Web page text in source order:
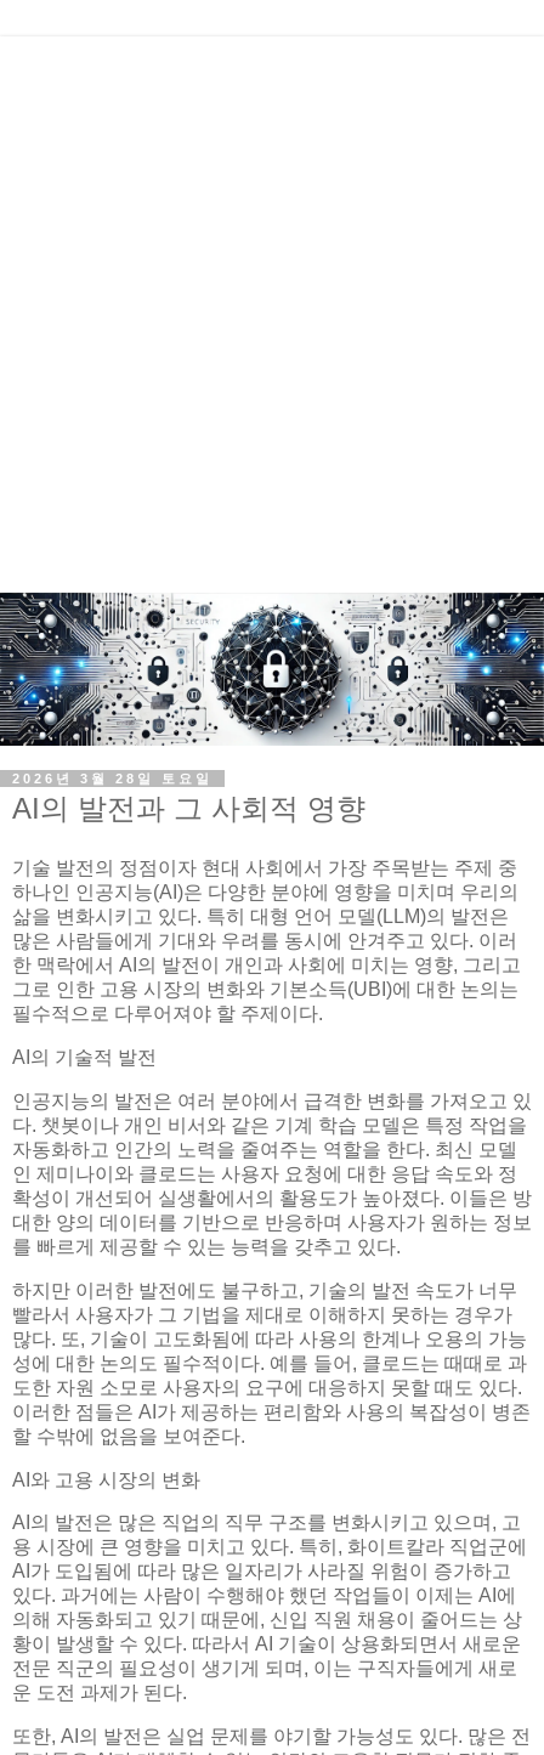
2026년 3월 28일 토요일
AI의 발전과 그 사회적 영향
기술 발전의 정점이자 현대 사회에서 가장 주목받는 주제 중
하나인 인공지능(AI)은 다양한 분야에 영향을 미치며 우리의
삶을 변화시키고 있다. 특히 대형 언어 모델(LLM)의 발전은
많은 사람들에게 기대와 우려를 동시에 안겨주고 있다. 이러
한 맥락에서 AI의 발전이 개인과 사회에 미치는 영향, 그리고
그로 인한 고용 시장의 변화와 기본소득(UBI)에 대한 논의는
필수적으로 다루어져야 할 주제이다.
AI의 기술적 발전
인공지능의 발전은 여러 분야에서 급격한 변화를 가져오고 있
다. 챗봇이나 개인 비서와 같은 기계 학습 모델은 특정 작업을
자동화하고 인간의 노력을 줄여주는 역할을 한다. 최신 모델
인 제미나이와 클로드는 사용자 요청에 대한 응답 속도와 정
확성이 개선되어 실생활에서의 활용도가 높아졌다. 이들은 방
대한 양의 데이터를 기반으로 반응하며 사용자가 원하는 정보
를 빠르게 제공할 수 있는 능력을 갖추고 있다.
하지만 이러한 발전에도 불구하고, 기술의 발전 속도가 너무
빨라서 사용자가 그 기법을 제대로 이해하지 못하는 경우가
많다. 또, 기술이 고도화됨에 따라 사용의 한계나 오용의 가능
성에 대한 논의도 필수적이다. 예를 들어, 클로드는 때때로 과
도한 자원 소모로 사용자의 요구에 대응하지 못할 때도 있다.
이러한 점들은 AI가 제공하는 편리함와 사용의 복잡성이 병존
할 수밖에 없음을 보여준다.
AI와 고용 시장의 변화
AI의 발전은 많은 직업의 직무 구조를 변화시키고 있으며, 고
용 시장에 큰 영향을 미치고 있다. 특히, 화이트칼라 직업군에
AI가 도입됨에 따라 많은 일자리가 사라질 위험이 증가하고
있다. 과거에는 사람이 수행해야 했던 작업들이 이제는 AI에
의해 자동화되고 있기 때문에, 신입 직원 채용이 줄어드는 상
황이 발생할 수 있다. 따라서 AI 기술이 상용화되면서 새로운
전문 직군의 필요성이 생기게 되며, 이는 구직자들에게 새로
운 도전 과제가 된다.
또한, AI의 발전은 실업 문제를 야기할 가능성도 있다. 많은 전